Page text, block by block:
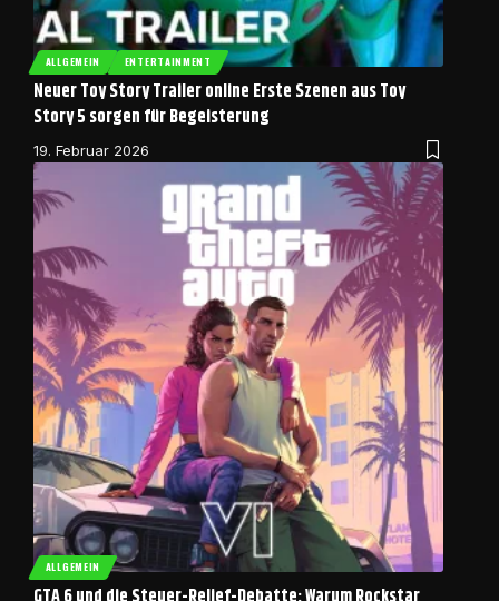
ALLGEMEIN ENTERTAINMENT
Neuer Toy Story Trailer online Erste Szenen aus Toy
Story 5 sorgen für Begeisterung
19. Februar 2026
ALLGEMEIN